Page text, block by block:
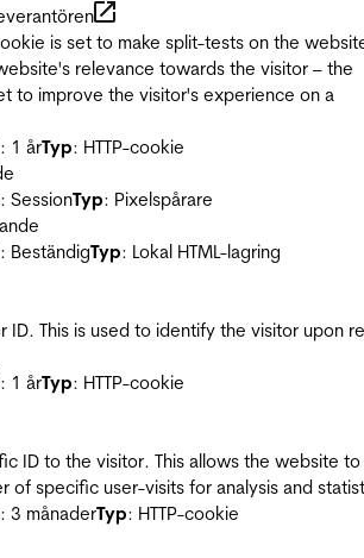
is set to make split-tests on the
relevance towards the visitor – the
to improve the visitor's experience on a
: 1 årTyp: HTTP-cookie
: SessionTyp: Pixelspårare
: BeständigTyp: Lokal HTML-lagring
ID. This is used to identify the visitor upon
: 1 årTyp: HTTP-cookie
ID to the visitor. This allows the website to
of specific user-visits for analysis and
: 3 månaderTyp: HTTP-cookie